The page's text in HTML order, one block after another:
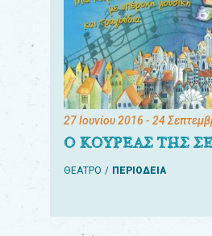
27 Ιουνίου 2016 - 24
Ο ΚΟΥΡΕΑΣ ΤΗΣ
ΘΕΑΤΡΟ ΠΕΡΙΟΔΕΙΑ